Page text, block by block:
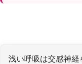
浅い呼吸は交感神経